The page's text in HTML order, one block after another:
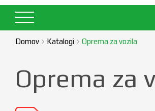
Domov Katalogi Oprema za vozila
Oprema za